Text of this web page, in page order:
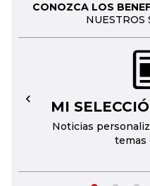
CONOZCA LOS
NUESTROS
MI
Noticias
temas
←